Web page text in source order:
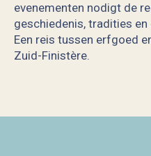
evenementen nodigt de
geschiedenis, tradities
Een reis tussen erfgoed
Zuid-Finistère.